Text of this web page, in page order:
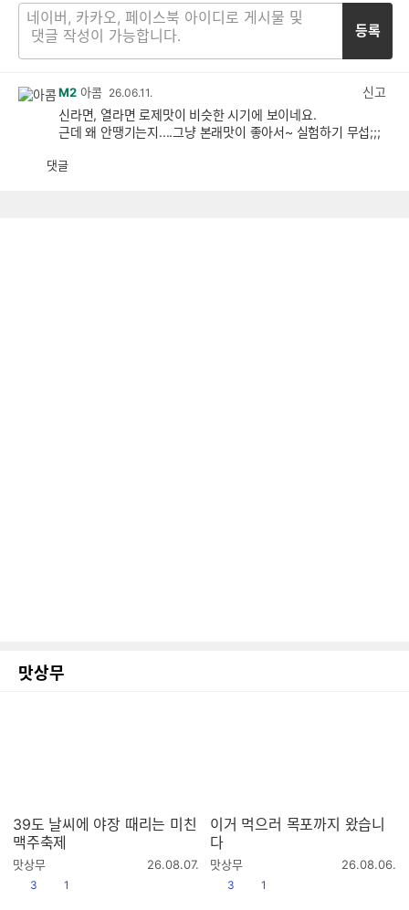
등록
M2 아콤 26.06.11.
신고
신라면, 열라면 로제맛이 비슷한 시기에 보이네요.
근데 왜 안땡기는지....그냥 본래맛이 좋아서~ 실험하기 무섭;;;
댓글
맛상무
39도 날씨에 야장 때리는 미친
맥주축제
맛상무
작
26.08.07.
공감
3 1
이거 먹으러 목포까지 왔습니
다
맛상무
작
26.08.06.
공감
3 1